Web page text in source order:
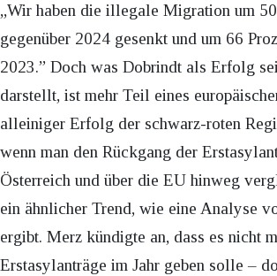
„Wir haben die illegale Migration um
gegenüber 2024 gesenkt und um 66
2023.” Doch was Dobrindt als Erfolg
darstellt, ist mehr Teil eines
alleiniger Erfolg der schwarz-roten
wenn man den Rückgang der
Österreich und über die EU hinweg
ein ähnlicher Trend, wie eine Analyse
ergibt. Merz kündigte an, dass es nicht
Erstasylanträge im Jahr geben solle –